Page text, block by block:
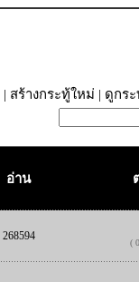
| สร้างกระทู้ใหม่ | ดูกร
อ่าน
268594
(